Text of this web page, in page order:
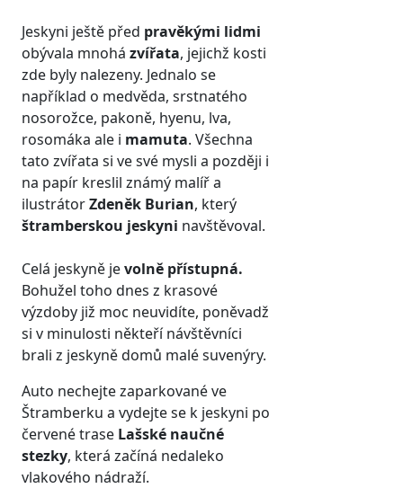
Jeskyni ještě před pravěkými lidmi
obývala mnohá zvířata, jejichž kosti
zde byly nalezeny. Jednalo se
například o medvěda, srstnatého
nosorožce, pakoně, hyenu, lva,
rosomáka ale i mamuta. Všechna
tato zvířata si ve své mysli a později i
na papír kreslil známý malíř a
ilustrátorZdeněk Burian, který
štramberskou jeskyni navštěvoval.
Celá jeskyně jevolně přístupná.
Bohužel toho dnes z krasové
výzdoby již moc neuvidíte, poněvadž
si v minulosti někteří návštěvníci
brali z jeskyně domů malé suvenýry.
Auto nechejte zaparkované ve
Štramberku a vydejte se k jeskyni po
červené trase Lašské naučné
stezky, která začíná nedaleko
vlakového nádraží.